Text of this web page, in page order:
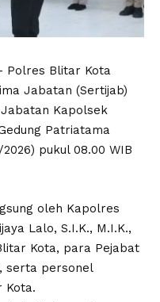
Polres Blitar Kota
Jabatan (Sertijab)
Kapolsek
Patriatama
pukul 08.00 WIB
oleh Kapolres
Lalo, S.I.K., M.I.K.,
Kota, para Pejabat
serta personel
Kota.